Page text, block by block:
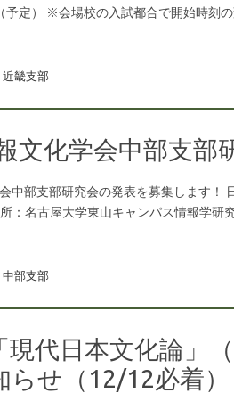
予定） ※会場校の入試都合で開始時刻
近畿支部
文化学会中部支部
部支部研究会の発表を募集します！
：名古屋大学東山キャンパス情報学
中部支部
現代日本文化論」
せ（12/12必着）